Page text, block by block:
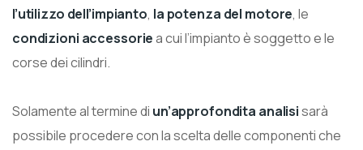
l’utilizzo dell’impianto, la potenza del motore, le
condizioni accessoriea cui l’impianto è soggetto e le
corse dei cilindri.
Solamente al termine di un’approfondita analisisarà
possibile procedere con la scelta delle componenti che